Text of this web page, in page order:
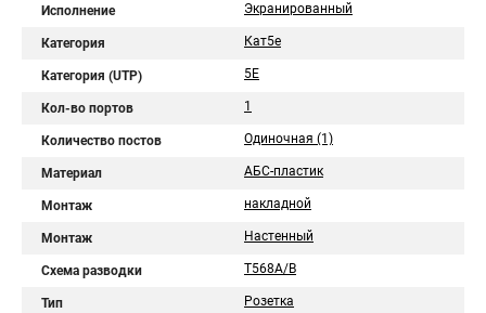
Исполнение Экранированный
Категория Кат5e
Категория (UTP) 5E
Кол-во портов 1
Количество постов Одиночная (1)
Материал АБС-пластик
Монтаж накладной
Монтаж Настенный
Схема разводки T568A/B
Тип Розетка